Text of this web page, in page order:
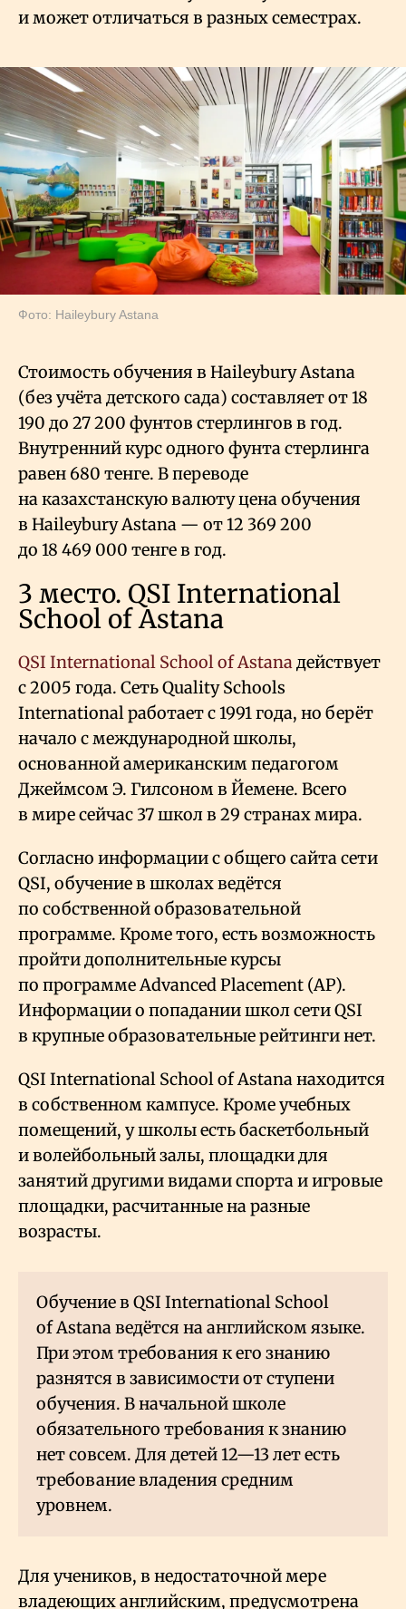
и может отличаться в разных семестрах.
Фото: Haileybury Astana
Стоимость обучения в Haileybury Astana
(без учёта детского сада) составляет от 18
190 до 27200 фунтов стерлингов в год.
Внутренний курс одного фунта стерлинга
равен 680 тенге. В переводе
на казахстанскую валюту цена обучения
в Haileybury Astana — от 12 369 200
до 18 469 000 тенге в год.
3 место. QSI International
School of Astana
QSI International School of Astanaдействует
с 2005 года. Сеть Quality Schools
International работает с 1991 года, но берёт
начало с международной школы,
основанной американским педагогом
Джеймсом Э. Гилсоном в Йемене. Всего
в мире сейчас 37 школ в 29 странах мира.
Согласно информации с общего сайта сети
QSI, обучение в школах ведётся
по собственной образовательной
программе. Кроме того, есть возможность
пройти дополнительные курсы
по программе Advanced Placement (AP).
Информации о попадании школ сети QSI
в крупные образовательные рейтинги нет.
QSI International School of Astana находится
в собственном кампусе. Кроме учебных
помещений, у школы есть баскетбольный
и волейбольный залы, площадки для
занятий другими видами спорта и игровые
площадки, расчитанные на разные
возрасты.
Обучение в QSI International School
of Astana ведётся на английском языке.
При этом требования к его знанию
разнятся в зависимости от ступени
обучения. В начальной школе
обязательного требования к знанию
нет совсем. Для детей 12—13 лет есть
требование владения средним
уровнем.
Для учеников, в недостаточной мере
владеющих английским, предусмотрена